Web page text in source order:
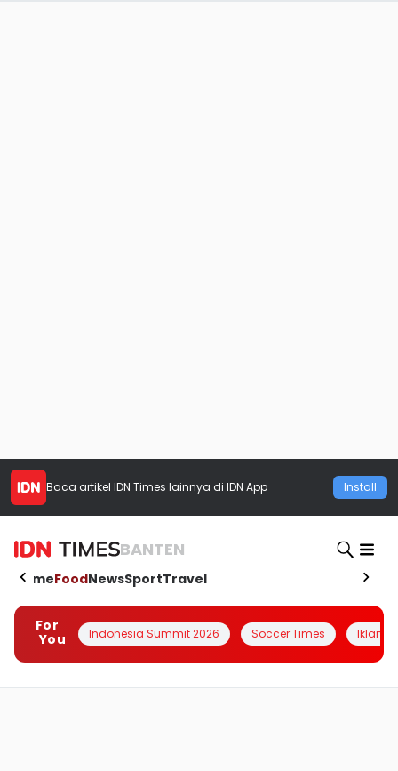
Baca artikel IDN Times lainnya di IDN App Install
BANTEN
HomeFoodNewsSportTravel
For
You
Indonesia Summit 2026 Soccer Times Iklanin